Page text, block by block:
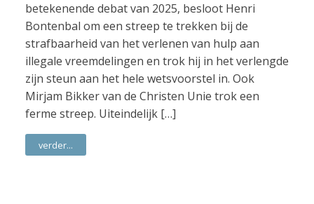
betekenende debat van 2025, besloot Henri
Bontenbal om een streep te trekken bij de
strafbaarheid van het verlenen van hulp aan
illegale vreemdelingen en trok hij in het verlengde
zijn steun aan het hele wetsvoorstel in. Ook
Mirjam Bikker van de Christen Unie trok een
ferme streep. Uiteindelijk […]
verder...